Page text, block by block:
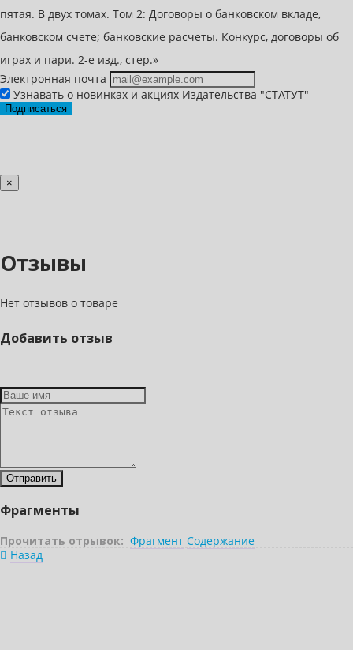
пятая. В двух томах. Том 2: Договоры о банковском вкладе,
банковском счете; банковские расчеты. Конкурс, договоры об
играх и пари. 2-е изд., стер.»
Электронная почта
Узнавать о новинках и акциях Издательства "СТАТУТ"
Подписаться
×
Отзывы
Нет отзывов о товаре
Добавить отзыв
Фрагменты
Прочитать отрывок: Фрагмент Содержание
Назад